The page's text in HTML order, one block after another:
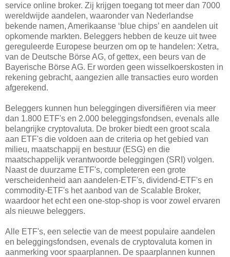
service online broker. Zij krijgen toegang tot meer dan 7000
wereldwijde aandelen, waaronder van Nederlandse
bekende namen, Amerikaanse ‘blue chips’ en aandelen uit
opkomende markten. Beleggers hebben de keuze uit twee
gereguleerde Europese beurzen om op te handelen: Xetra,
van de Deutsche Börse AG, of gettex, een beurs van de
Bayerische Börse AG. Er worden geen wisselkoerskosten in
rekening gebracht, aangezien alle transacties euro worden
afgerekend.
Beleggers kunnen hun beleggingen diversifiëren via meer
dan 1.800 ETF's en 2.000 beleggingsfondsen, evenals alle
belangrijke cryptovaluta. De broker biedt een groot scala
aan ETF's die voldoen aan de criteria op het gebied van
milieu, maatschappij en bestuur (ESG) en die
maatschappelijk verantwoorde beleggingen (SRI) volgen.
Naast de duurzame ETF's, completeren een grote
verscheidenheid aan aandelen-ETF's, dividend-ETF's en
commodity-ETF's het aanbod van de Scalable Broker,
waardoor het echt een one-stop-shop is voor zowel ervaren
als nieuwe beleggers.
Alle ETF's, een selectie van de meest populaire aandelen
en beleggingsfondsen, evenals de cryptovaluta komen in
aanmerking voor spaarplannen. De spaarplannen kunnen